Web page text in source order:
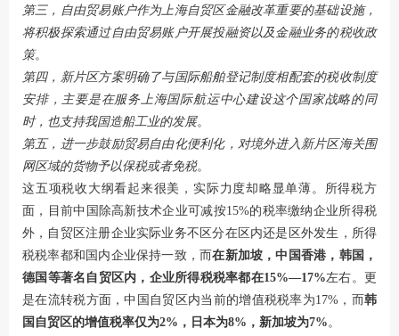
第三，自由贸易账户作为上海自贸区金融改革重要的基础设施，
将积极探索通过自由贸易账户开展投融资以及金融业务的税收政
策。
第四，新片区方案明确了与国际船舶登记制度相配套的税收制度
安排，主要是在服务上海国际航运中心建设这个国家战略的同
时，也支持我国造船工业的发展。
第五，进一步鼓励贸易自由化便利化，对境外进入新片区海关围
网区域的货物予以保税或者免税。
这五项税收大纲看起来很美，实际力度却略显单薄。所得税方
面，目前中国除高新技术企业可减按15%的税率缴纳企业所得税
外，自贸区注册企业实际业务不区分在区内还是区外发生，所得
税税率都和国内企业保持一致，而在新加坡，中国香港，韩国，
德国等著名自贸区内，企业所得税税率都在15%—17%左右。更
是在流转税方面，中国自贸区内当前的增值税税率为17%，而韩
国自贸区的增值税率仅为2%，日本为8%，新加坡为7% 。